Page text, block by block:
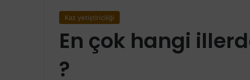
Kaz yetiştiriciliği
En çok hangi
?